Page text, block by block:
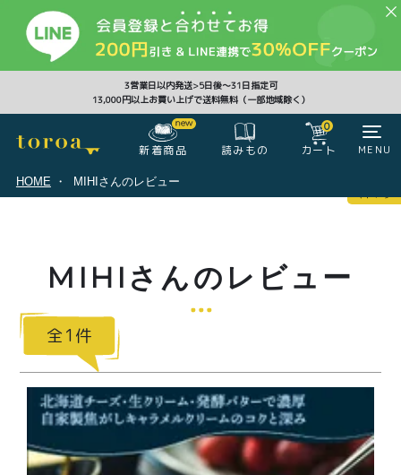
3営業日以内発送>5日後〜31日指定可
13,000円以上お買い上げで送料無料（一部地域除く）
新着商品 読みもの
0
カート MENU
CLOSE
0
注文履歴 会員登録情報 ポイント
商品一覧
とろ生ガトーショコラ
とろ生チーズケーキ
HOME MIHIさんのレビュー
MIHIさんのレビュー
1